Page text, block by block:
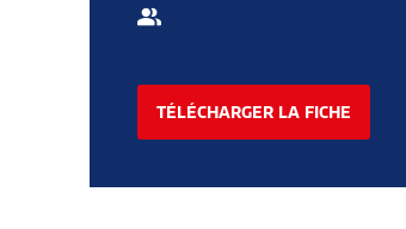
TÉLÉCHARGER LA FICHE